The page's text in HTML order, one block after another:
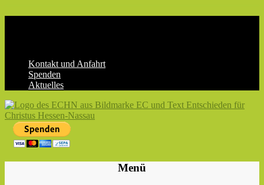
Kontakt und Anfahrt
Spenden
Aktuelles
ECHN
EC-
Menü